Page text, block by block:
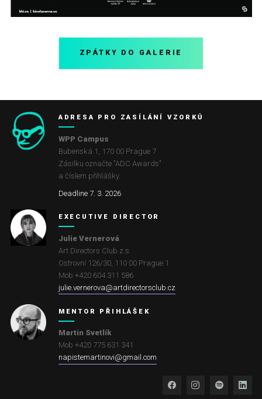
ZPÁTKY DO GALERIE
ADRESA PRO ZASÍLÁNÍ VZORKŮ
WPP Campus
Bubenská 1, 170 00 Prague 7
Zásilku označte "ADC Awards"
a číslem přihlášky.
Deadline 7. 3. 2026
EXECUTIVE DIRECTOR
Julie Vernerová
Art Directors Club z.s.
Ostrovní 126/30, 110 00 Prague 1
Mob +420 604 311 586
julie.vernerova@artdirectorsclub.cz
MENTOR PŘIHLÁŠEK
Martin Svetlík
Mob +420 775 631 341
napistemartinovi@gmail.com